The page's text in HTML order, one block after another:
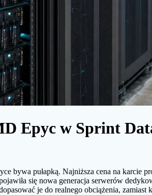
Epyc w Sprint
bywa pułapką. Najniższa cena na
się nowa generacja serwerów
je do realnego obciążenia, zamiast